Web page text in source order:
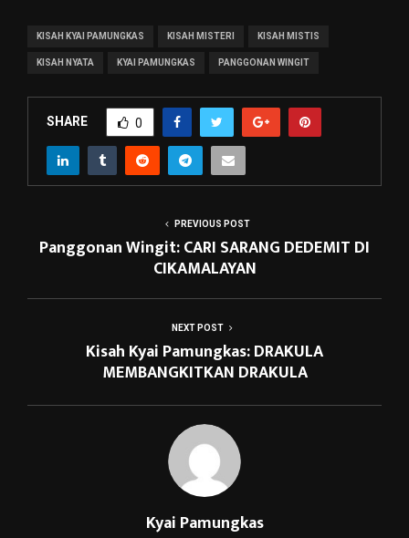
KISAH KYAI PAMUNGKAS KISAH MISTERI KISAH MISTIS
KISAH NYATA KYAI PAMUNGKAS PANGGONAN WINGIT
SHARE 0
PREVIOUS POST
Panggonan Wingit: CARI SARANG DEDEMIT DI
CIKAMALAYAN
NEXT POST
Kisah Kyai Pamungkas: DRAKULA
MEMBANGKITKAN DRAKULA
Kyai Pamungkas